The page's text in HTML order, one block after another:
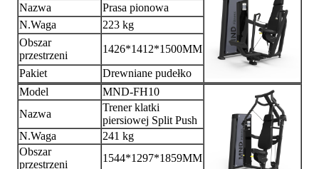
Nazwa
Prasa pionowa
N.Waga
223 kg
Obszar
przestrzeni
1426*1412*1500MM
Pakiet
Drewniane pudełko
Model
MND-FH10
Nazwa
Trener klatki
piersiowej Split Push
N.Waga
241 kg
Obszar
przestrzeni
1544*1297*1859MM